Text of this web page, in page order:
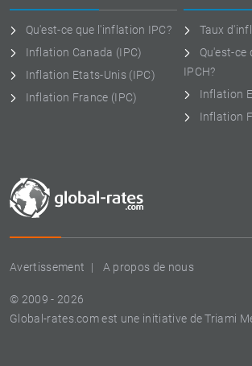
Avertissement A propos de nous
© 2009 - 2026
Global-rates.com est une initiative de Triami
Qu'est-ce que l'inflation IPC?
Inflation Canada (IPC)
Inflation Etats-Unis (IPC)
Inflation France (IPC)
Taux
Qu'est-ce
IPCH?
Inflation
Inflation